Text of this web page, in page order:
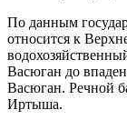
По данным
относится к
Васюган до
Васюган. Речной
Иртыша.